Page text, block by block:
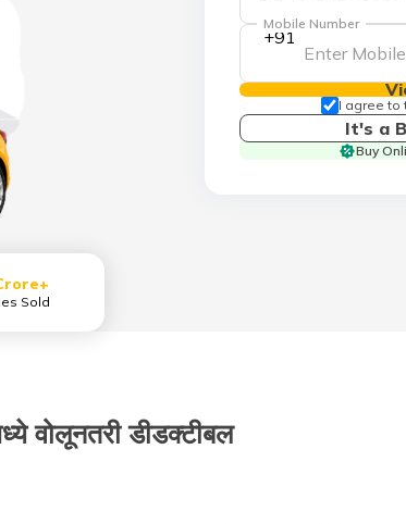
Sold
+91
Mobile Number
I agree to
It's a
Buy
वोलूनतरी डीडक्टीबल